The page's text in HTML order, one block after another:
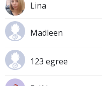
Lina
Madleen
123 egree